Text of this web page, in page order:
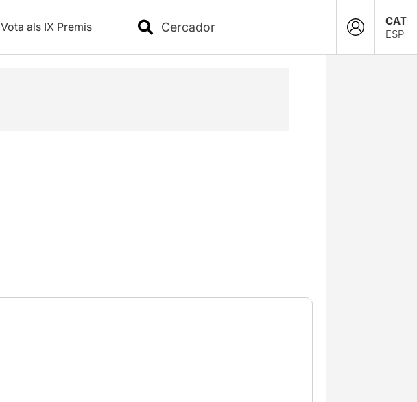
Vota als IX Premis
CAT
ESP